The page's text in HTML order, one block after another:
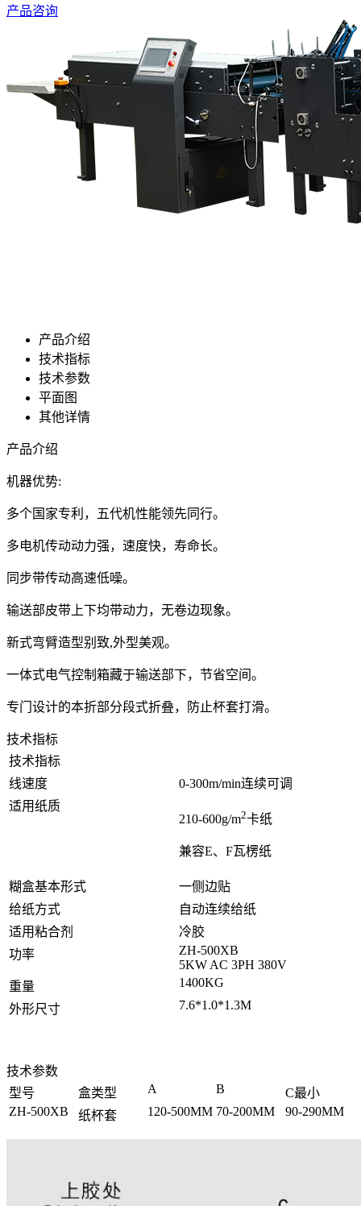
产品咨询
产品介绍
技术指标
技术参数
平面图
其他详情
产品介绍
机器优势:
多个国家专利，五代机性能领先同行。
多电机传动动力强，速度快，寿命长。
同步带传动高速低噪。
输送部皮带上下均带动力，无卷边现象。
新式弯臂造型别致,外型美观。
一体式电气控制箱藏于输送部下，节省空间。
专门设计的本折部分段式折叠，防止杯套打滑。
技术指标
技术指标
线速度
0-300m/min连续可调
适用纸质
210-600g/m2卡纸
兼容E、F瓦楞纸
糊盒基本形式
一侧边贴
给纸方式
自动连续给纸
适用粘合剂
冷胶
功率
ZH-500XB
5KW AC 3PH 380V
重量
1400KG
外形尺寸
7.6*1.0*1.3M
技术参数
型号
盒类型 A B
C最小
ZH-500XB
纸杯套 120-500MM 70-200MM 90-290MM